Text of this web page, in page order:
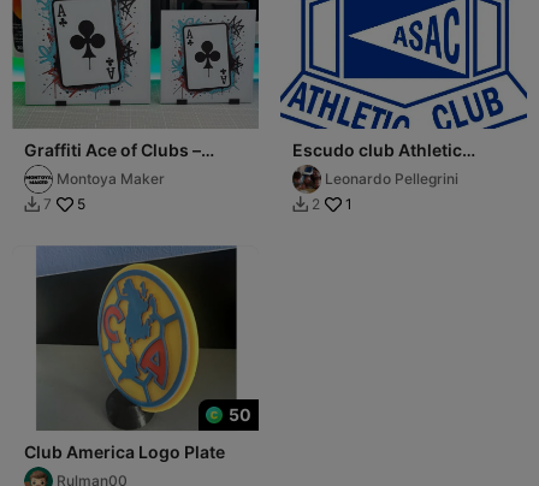
Graffiti Ace of Clubs –
Hueforge – 4 Colors
Montoya Maker
 7 5
Escudo club Athletic
Arroyo seco
Leonardo Pellegrini
 2 1
50
Club America Logo Plate
Rulman00